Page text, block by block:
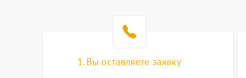
1. Вы оставляете заявку